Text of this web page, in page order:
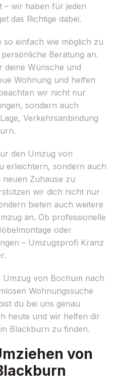
– wir haben für jeden
das Richtige dabei.
so einfach wie möglich zu
Beratung an.
deine Wünsche und
Wohnung und helfen
wir nicht nur
sondern auch
Verkehrsanbindung
den Umzug von
erleichtern, sondern auch
neuen Zuhause zu
wir dich nicht nur
bieten auch weitere
an. Ob professionelle
oder
– Umzugsprofi Kranz
Umzug von Bochum nach
Wohnungssuche
du bei uns genau
heute und wir helfen dir
Blackburn zu finden.
von